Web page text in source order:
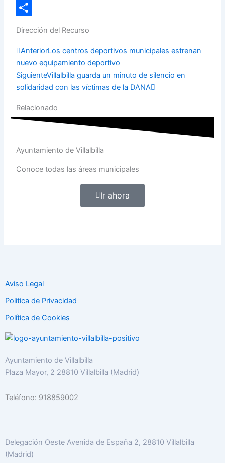
Email
Dirección del Recurso
Prev
AnteriorLos centros deportivos municipales estrenan
nuevo equipamiento deportivo
SiguienteVillalbilla guarda un minuto de silencio en
solidaridad con las víctimas de la DANA
Next
Relacionado
Ayuntamiento de Villalbilla
Conoce todas las áreas municipales
Ir ahora
Aviso Legal
Politica de Privacidad
Política de Cookies
Ayuntamiento de Villalbilla
Plaza Mayor, 2 28810 Villalbilla (Madrid)
Teléfono: 918859002
Delegación Oeste Avenida de España 2, 28810 Villalbilla
(Madrid)